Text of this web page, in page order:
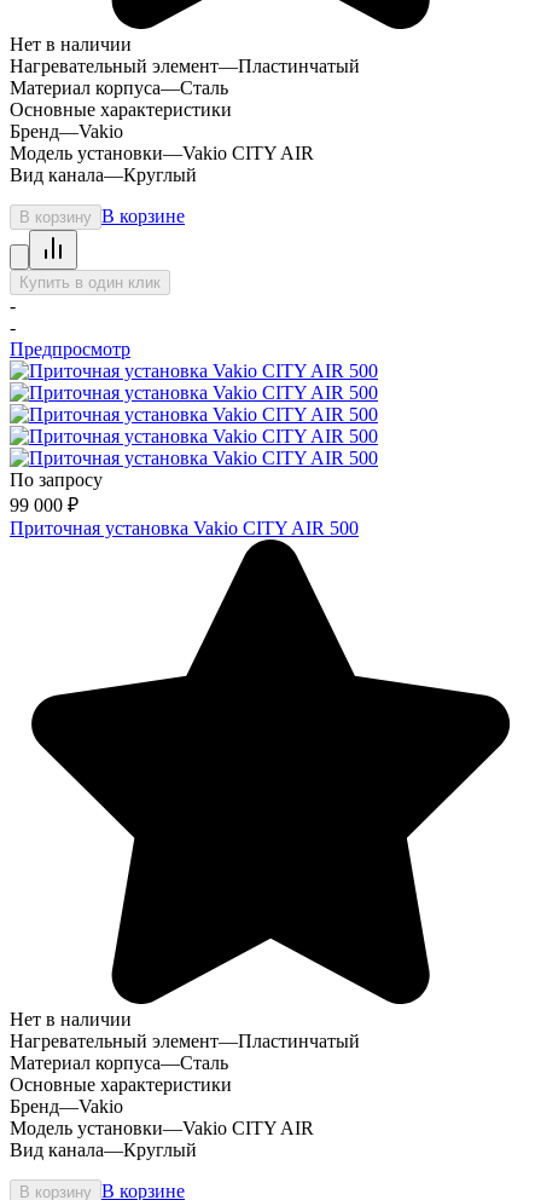
Нет в наличии
Нагревательный элемент—Пластинчатый
Материал корпуса—Сталь
Основные характеристики
Бренд—Vakio
Модель установки—Vakio CITY AIR
Вид канала—Круглый
В корзину В корзине
Купить в один клик
-
-
Предпросмотр
По запросу
99 000 ₽
Приточная установка Vakio CITY AIR 500
Нет в наличии
Нагревательный элемент—Пластинчатый
Материал корпуса—Сталь
Основные характеристики
Бренд—Vakio
Модель установки—Vakio CITY AIR
Вид канала—Круглый
В корзину В корзине